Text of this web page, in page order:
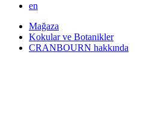
en
Mağaza
Kokular ve Botanikler
CRANBOURN hakkında